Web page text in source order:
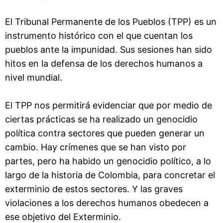
El Tribunal Permanente de los Pueblos (TPP) es un
instrumento histórico con el que cuentan los
pueblos ante la impunidad. Sus sesiones han sido
hitos en la defensa de los derechos humanos a
nivel mundial.
El TPP nos permitirá evidenciar que por medio de
ciertas prácticas se ha realizado un genocidio
política contra sectores que pueden generar un
cambio. Hay crímenes que se han visto por
partes, pero ha habido un genocidio político, a lo
largo de la historia de Colombia, para concretar el
exterminio de estos sectores. Y las graves
violaciones a los derechos humanos obedecen a
ese objetivo del Exterminio.